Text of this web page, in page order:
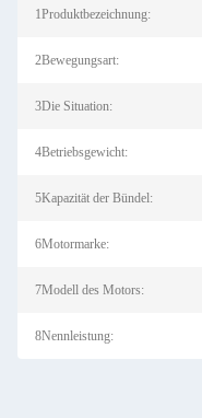
1Produktbezeichnung:
2Bewegungsart:
3Die Situation:
4Betriebsgewicht:
5Kapazität der Bündel:
6Motormarke:
7Modell des Motors:
8Nennleistung: